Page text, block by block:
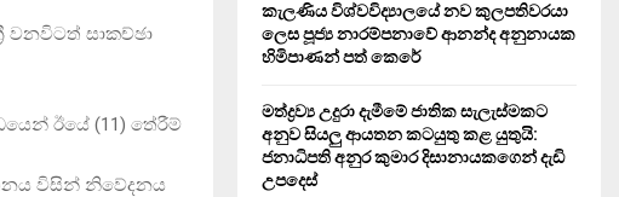
වනවිටත් සාකච්ඡා
ඊයේ (11) තේරීම්
විසින් නිවේදනය
r
:
R
කැලණිය විශ්වවිද්‍යාලයේ නව කුලපතිවරයා
ලෙස පූජ්‍ය නාරම්පනාවේ ආනන්ද අනුනායක
හිමිපාණන් පත් කෙරේ
මත්ද්‍රව්‍ය උදුරා දැමීමේ ජාතික සැලැස්මකට
අනුව සියලු ආයතන කටයුතු කළ යුතුයි:
ජනාධිපති අනුර කුමාර දිසානායකගෙන් දැඩි
උපදෙස්